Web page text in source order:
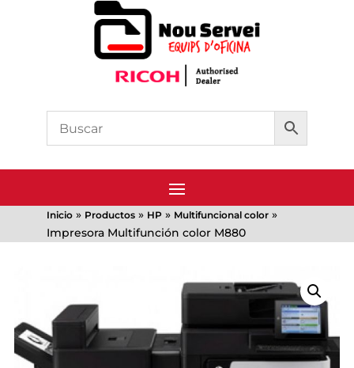
Inicio » Productos » HP » Multifuncional color »
Impresora Multifunción color M880